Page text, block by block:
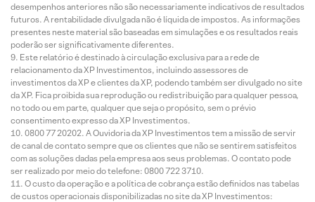
desempenhos anteriores não são necessariamente indicativos de resultados
futuros. A rentabilidade divulgada não é líquida de impostos. As informações
presentes neste material são baseadas em simulações e os resultados reais
poderão ser significativamente diferentes.
Este relatório é destinado à circulação exclusiva para a rede de
relacionamento da XP Investimentos, incluindo assessores de
investimentos da XP e clientes da XP, podendo também ser divulgado no site
da XP. Fica proibida sua reprodução ou redistribuição para qualquer pessoa,
no todo ou em parte, qualquer que seja o propósito, sem o prévio
consentimento expresso da XP Investimentos.
0800 77 20202. A Ouvidoria da XP Investimentos tem a missão de servir
de canal de contato sempre que os clientes que não se sentirem satisfeitos
com as soluções dadas pela empresa aos seus problemas. O contato pode
ser realizado por meio do telefone: 0800 722 3710.
O custo da operação e a política de cobrança estão definidos nas tabelas
de custos operacionais disponibilizadas no site da XP Investimentos: